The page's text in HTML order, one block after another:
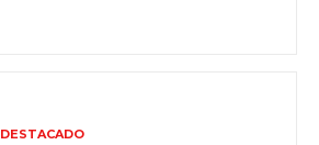
DESTACADO